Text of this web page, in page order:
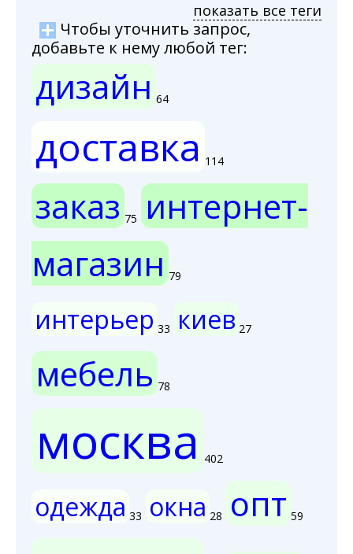
показать все теги
Чтобы уточнить запрос,
добавьте к нему любой тег:
дизайн 64
доставка 114
заказ 75
интернет-
магазин 79
интерьер 33 киев 27
мебель 78
москва 402
одежда 33 окна 28 опт 59